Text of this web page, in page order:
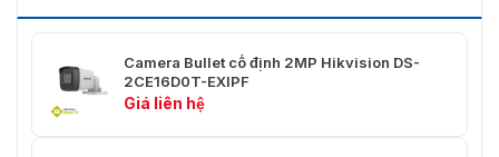
sắc nét, AGC
Giao diện
Camera Bullet cố định 2MP Hikvision DS-
2CE16D0T-EXIPF
Giá liên hệ